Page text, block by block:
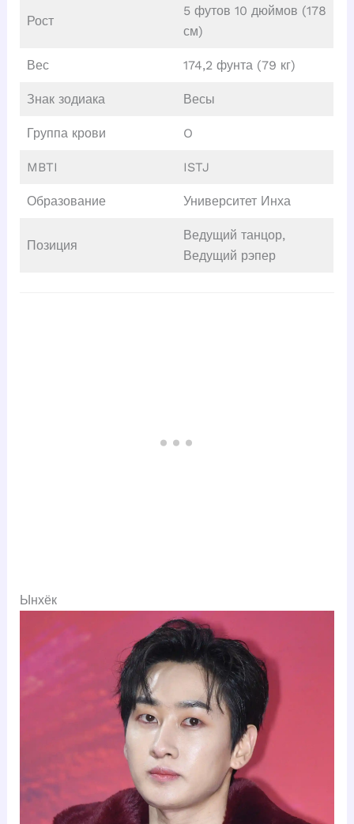
Рост
5 футов 10 дюймов (178
см)
Вес 174,2 фунта (79 кг)
Знак зодиака Весы
Группа крови O
MBTI ISTJ
Образование Университет Инха
Позиция
Ведущий танцор,
Ведущий рэпер
Ынхёк